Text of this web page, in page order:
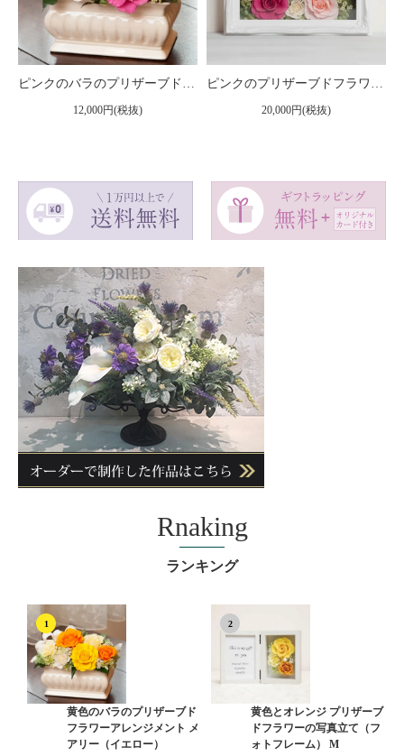
ピンクのバラのプリザーブドフラワーアレンジメント メアリー（ピンク）
12,000円(税抜)
ピンクのプリザーブドフラワー 壁掛け豪華なボックスフレームアレンジメント ヨーロピアン （ピンク） ※ギフトタイプ2
20,000円(税抜)
Rnaking
ランキング
1
黄色のバラのプリザーブド
フラワーアレンジメント メ
アリー（イエロー）
2
黄色とオレンジ プリザーブ
ドフラワーの写真立て（フ
ォトフレーム） M